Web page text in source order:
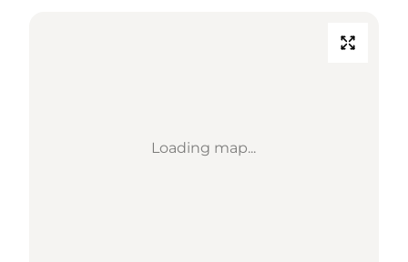
Loading map...